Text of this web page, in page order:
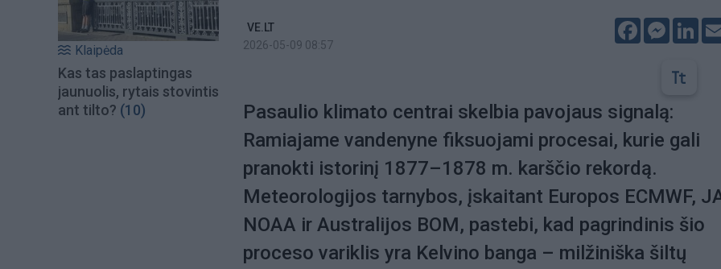
Klaipėda
Kas tas paslaptingas
jaunuolis, rytais stovintis
ant tilto? (10)
VE.LT
2026-05-09 08:57
Facebook
Pasaulio klimato centrai skelbia pavojaus signalą:
Ramiajame vandenyne fiksuojami procesai, kurie gali
pranokti istorinį 1877–1878 m. karščio rekordą.
Meteorologijos tarnybos, įskaitant Europos ECMWF,
NOAA ir Australijos BOM, pastebi, kad pagrindinis šio
proceso variklis yra Kelvino banga – milžiniška šiltų